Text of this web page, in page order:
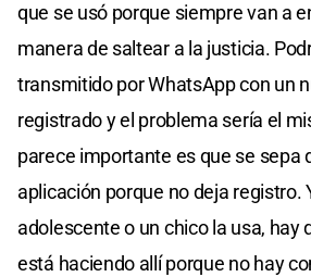
que se usó porque siempre van a
manera de saltear a la justicia.
transmitido por WhatsApp con un
registrado y el problema sería el
parece importante es que se sepa
aplicación porque no deja registro.
adolescente o un chico la usa, hay
está haciendo allí porque no hay